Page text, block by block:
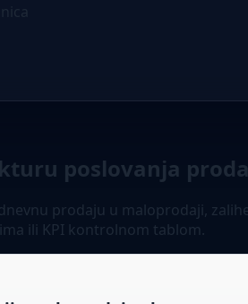
poslovanja
prodaju u maloprodaji,
ili KPI kontrolnom tablom.